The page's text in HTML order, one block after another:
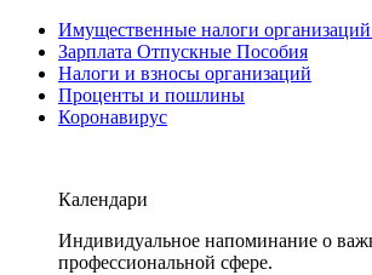
Имущественные налоги
Зарплата Отпускные Пособия
Налоги и взносы организаций
Проценты и пошлины
Коронавирус
Календари
Индивидуальное напоминание о
профессиональной сфере.